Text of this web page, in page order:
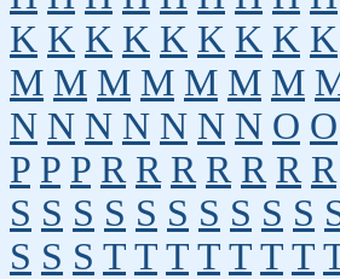
K K K K K K K K K
M M M M M M M
N N N N N N N O O
P P P R R R R R R R
S S S S S S S S S S
S S S T T T T T T T